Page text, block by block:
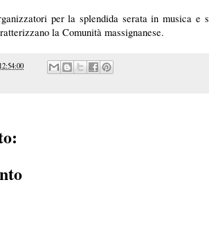
per la splendida serata in musica e
la Comunità massignanese.
12:54:00